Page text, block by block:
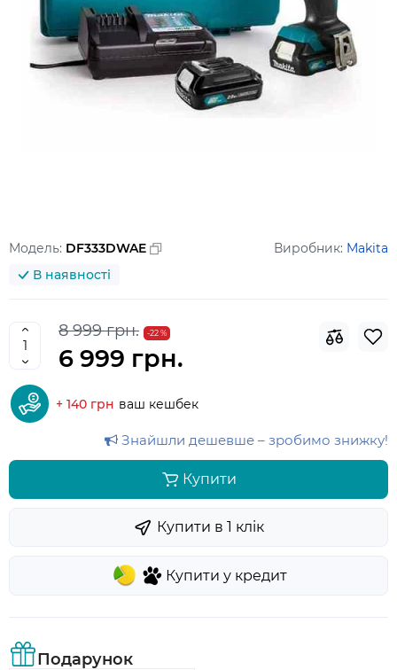
Модель: DF333DWAE Виробник: Makita
В наявності
Подарунок
8 999 грн. -22 %
6 999 грн.
+ 140 грн ваш кешбек
Знайшли дешевше – зробимо знижку!
Купити
Купити у кредит
Купити в 1 клiк